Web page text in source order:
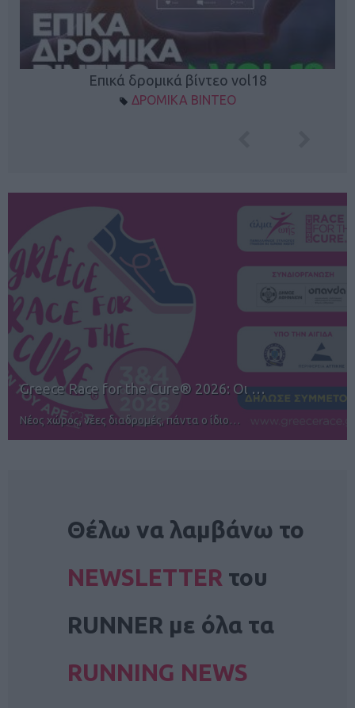
Επικά δρομικά βίντεο vol18
ΔΡΟΜΙΚΑ ΒΙΝΤΕΟ
12ος TUI Rhodes Marathon: Άνοιγμα ε…
Αγώνες για όλους στην Ρόδο
Θέλω να λαμβάνω το
NEWSLETTER του
RUNNER με όλα τα
RUNNING NEWS